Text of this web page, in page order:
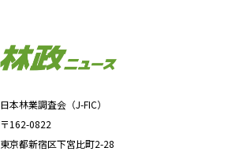
日本林業調査会（J-FIC）
〒162-0822
東京都新宿区下宮比町2-28